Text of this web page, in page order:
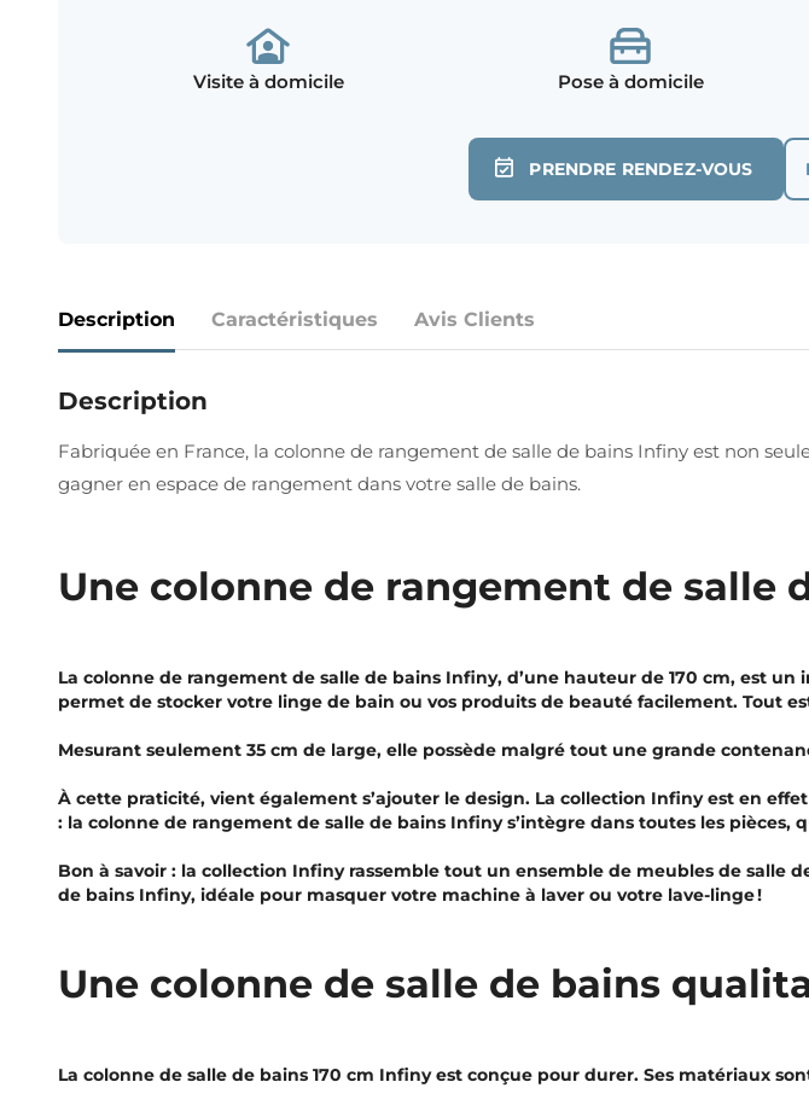
Visite à domicile Pose à domicile
PRENDRE RENDEZ-VOUS
Description Caractéristiques Avis Clients
Description
Fabriquée en France, la colonne de rangement de salle de bains Infiny est non
gagner en espace de rangement dans votre salle de bains.
Une colonne de rangement de salle
La colonne de rangement de salle de bains Infiny, d’une hauteur de 170 cm, est
permet de stocker votre linge de bain ou vos produits de beauté facilement. Tout
Mesurant seulement 35 cm de large, elle possède malgré tout une grande
À cette praticité, vient également s’ajouter le design. La collection Infiny est en
: la colonne de rangement de salle de bains Infiny s’intègre dans toutes les pièces,
Bon à savoir : la collection Infiny rassemble tout un ensemble de meubles de
de bains Infiny, idéale pour masquer votre machine à laver ou votre lave-linge !
Une colonne de salle de bains
La colonne de salle de bains 170 cm Infiny est conçue pour durer. Ses matériaux